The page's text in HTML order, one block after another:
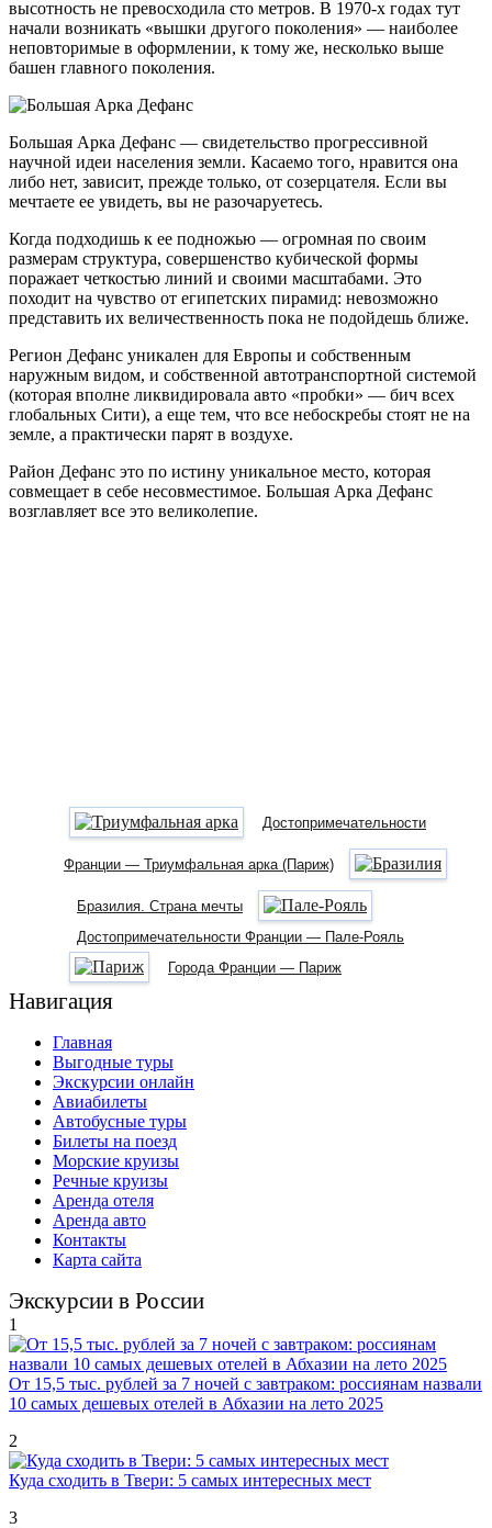
высотность не превосходила сто метров. В 1970-х годах тут
начали возникать «вышки другого поколения» — наиболее
неповторимые в оформлении, к тому же, несколько выше
башен главного поколения.
Большая Арка Дефанс — свидетельство прогрессивной
научной идеи населения земли. Касаемо того, нравится она
либо нет, зависит, прежде только, от созерцателя. Если вы
мечтаете ее увидеть, вы не разочаруетесь.
Когда подходишь к ее подножью — огромная по своим
размерам структура, совершенство кубической формы
поражает четкостью линий и своими масштабами. Это
походит на чувство от египетских пирамид: невозможно
представить их величественность пока не подойдешь ближе.
Регион Дефанс уникален для Европы и собственным
наружным видом, и собственной автотранспортной системой
(которая вполне ликвидировала авто «пробки» — бич всех
глобальных Сити), а еще тем, что все небоскребы стоят не на
земле, а практически парят в воздухе.
Район Дефанс это по истину уникальное место, которая
совмещает в себе несовместимое. Большая Арка Дефанс
возглавляет все это великолепие.
Достопримечательности
Франции — Триумфальная арка (Париж)
Бразилия. Страна мечты
Достопримечательности Франции — Пале-Рояль
Города Франции — Париж
Навигация
Главная
Выгодные туры
Экскурсии онлайн
Авиабилеты
Автобусные туры
Билеты на поезд
Морские круизы
Речные круизы
Аренда отеля
Аренда авто
Контакты
Карта сайта
Экскурсии в России
1
От 15,5 тыс. рублей за 7 ночей с завтраком: россиянам назвали
10 самых дешевых отелей в Абхазии на лето 2025
2
Куда сходить в Твери: 5 самых интересных мест
3